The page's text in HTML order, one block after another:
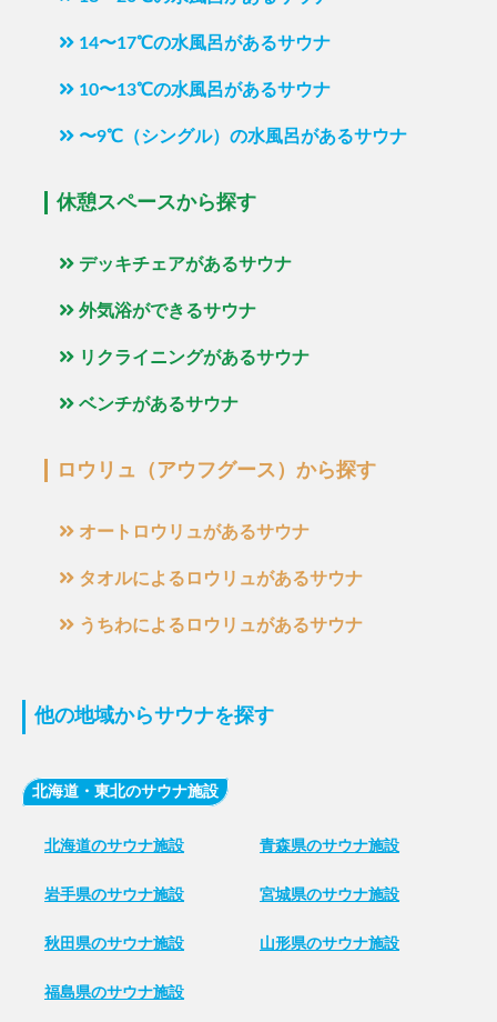
14〜17℃の水風呂があるサウナ
10〜13℃の水風呂があるサウナ
〜9℃（シングル）の水風呂があるサウナ
休憩スペースから探す
デッキチェアがあるサウナ
外気浴ができるサウナ
リクライニングがあるサウナ
ベンチがあるサウナ
ロウリュ（アウフグース）から探す
オートロウリュがあるサウナ
タオルによるロウリュがあるサウナ
うちわによるロウリュがあるサウナ
他の地域からサウナを探す
北海道・東北のサウナ施設
北海道のサウナ施設 青森県のサウナ施設
岩手県のサウナ施設 宮城県のサウナ施設
秋田県のサウナ施設 山形県のサウナ施設
福島県のサウナ施設